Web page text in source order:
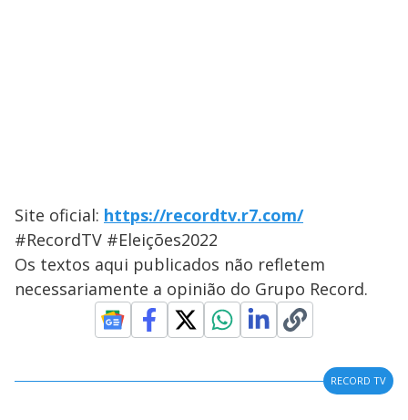
Site oficial: https://recordtv.r7.com/
#RecordTV #Eleições2022
Os textos aqui publicados não refletem
necessariamente a opinião do Grupo Record.
RECORD TV